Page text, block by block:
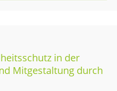
in der
Mitgestaltung durch